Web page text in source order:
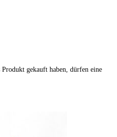
gekauft haben, dürfen eine